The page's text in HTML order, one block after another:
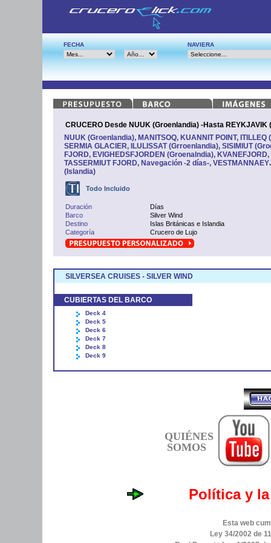
FECHA NAVIERA
CRUCERO Desde NUUK (Groenlandia) -Hasta REYKJAVIK
NUUK (Groenlandia), MANITSOQ, KUANNIT POINT, ITILLEQ
SERMIA GLACIER, ILULISSAT (Grroenlandia), SISIMIUT
FJORD, EVIGHEDSFJORDEN (Groenalndia),
TASSERMIUT FJORD, Navegación -2 días-,
(Islandia)
Todo Incluido
Duración
Días
Barco
Silver Wind
Destino
Islas Británicas e Islandia
Categoría
Crucero de Lujo
SILVERSEA CRUISES - SILVER WIND
CUBIERTAS DEL BARCO
Deck 4
Deck 5
Deck 6
Deck 7
Deck 8
Deck 9
QUIÉNES
SOMOS
Política y
Esta web
Ley 34/2002 de